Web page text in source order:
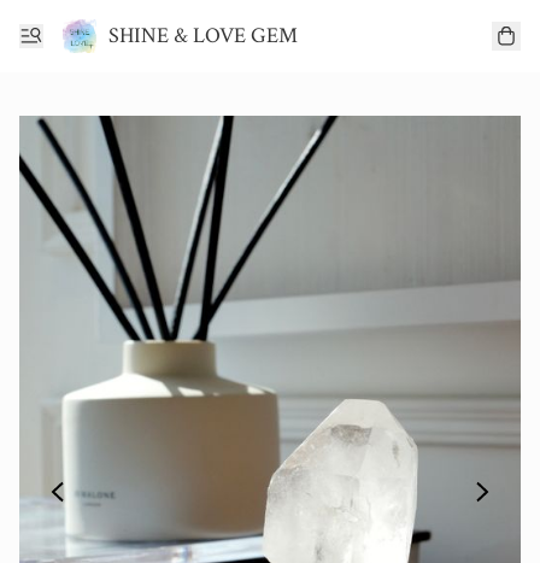
SHINE & LOVE GEM